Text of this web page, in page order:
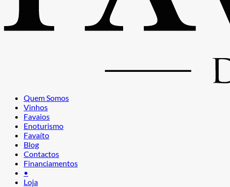
Quem Somos
Vinhos
Favaios
Enoturismo
Favaíto
Blog
Contactos
Financiamentos
•
Loja